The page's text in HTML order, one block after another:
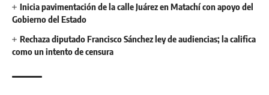
Inicia pavimentación de la calle Juárez en Matachí con apoyo del
Gobierno del Estado
Rechaza diputado Francisco Sánchez ley de audiencias; la califica
como un intento de censura